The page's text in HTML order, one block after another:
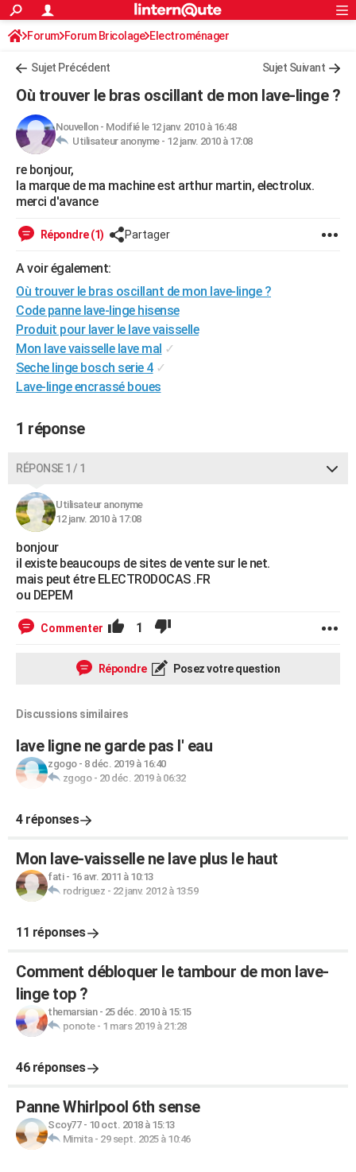
ACTUALITÉS
Politique
Société
Faits Divers
Education
Monde
Villes
+
FINANCE
Retraite
Impôts
Epargne
Immobilier
Risques naturels par ville
Banque
Assurance
Crédit
AUTO
Essais
Réserver un essai
Citadines
Berlines
SUV
Forum auto
+HIGH-TECH
Mobiles
Meilleur smartphone
Internet
Ordinateurs
Jeux vidéo
Guide high-tech
+
Forum
Aménagement intérieur
Extérieur
Cuisine
Salle de bains
Jardinage
Rangement
WEEK-END
Guides de France
Escapades
Patrimoine
Expositions
Musées
Week-end nature
+LIFESTYLE
Art de vivre
Bien-être
Loisirs
Mode
Modes de vie
SANTE
Alimentation
Guide de la santé
Maladies
Médicaments
Sommeil
VOYAGE
Destinations
City break
Voyage nature
Voyage de noces
Forum
Climat
+PHOTO
BONS PLANS
CARTE DE VOEUX
Carte de Noël
Carte Bonne année
Carte Saint-Valentin
Carte Pâques
Carte d'anniversaire
DICTIONNAIRE
Dictionnaire
Biographies
Citations
Expressions
Proverbes
COPAINS D'AVANT
S'inscrire
Se connecter
Lycées
Collèges
Primaires
Universités
Entreprises
Service militaire
Avis de recherche
AVIS DE DÉCÈS
FORUM
S'inscrire
Connexion
Forum Forum Bricolage Electroménager
Sujet Précédent Sujet Suivant
Où trouver le bras oscillant de mon lave-linge ?
Nouvellon- Modifié le 12 janv. 2010 à 16:48
Utilisateur anonyme - 12 janv. 2010 à 17:08
re bonjour,
la marque de ma machine est arthur martin, electrolux.
merci d'avance
Répondre (1) Partager
A voir également:
Où trouver le bras oscillant de mon lave-linge ?
Code panne lave-linge hisense
Produit pour laver le lave vaisselle
Mon lave vaisselle lave mal ✓
Seche linge bosch serie 4 ✓
Lave-linge encrassé boues
1 réponse
RÉPONSE 1 / 1
Utilisateur anonyme
12 janv. 2010 à 17:08
bonjour
il existe beaucoups de sites de vente sur le net.
mais peut étre ELECTRODOCAS .FR
ou DEPEM
Commenter 1
Répondre Posez votre question
Discussions similaires
lave ligne ne garde pas l' eau
zgogo- 8 déc. 2019 à 16:40
zgogo- 20 déc. 2019 à 06:32
4 réponses
Mon lave-vaisselle ne lave plus le haut
fati- 16 avr. 2011 à 10:13
rodriguez - 22 janv. 2012 à 13:59
11 réponses
Comment débloquer le tambour de mon lave-
linge top ?
themarsian- 25 déc. 2010 à 15:15
ponote- 1 mars 2019 à 21:28
46 réponses
Panne Whirlpool 6th sense
Scoy77- 10 oct. 2018 à 15:13
Mimita- 29 sept. 2025 à 10:46